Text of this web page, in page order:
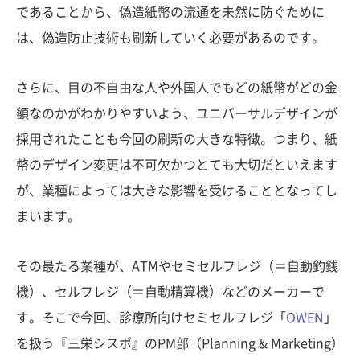
であることから、偽造紙幣の流通を未然に防ぐために
は、偽造防止技術も刷新していく必要があるのです。
さらに、目の不自由な人や外国人でもどの紙幣がどの金
額なのかがわかりやすいよう、ユニバーサルデザインが
採用されたことも今回の刷新の大きな特徴。つまり、紙
幣のデザイン変更は不可欠かつとても大切だといえます
が、業種によっては大きな影響を受けることとなってし
まいます。
その最たる業種が、ATMやセミセルフレジ（＝自動釣銭
機）、セルフレジ（＝自動精算機）などのメーカーで
す。そこで今回、診療所向けセミセルフレジ「 OWEN 」
を扱う『三栄シスポ』のPM部（Planning & Marketing）